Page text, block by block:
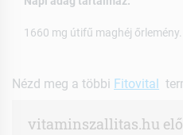
1660 mg útifű maghéj őrlemény.
Nézd meg a többi Fitovital
vitaminszallitas.hu